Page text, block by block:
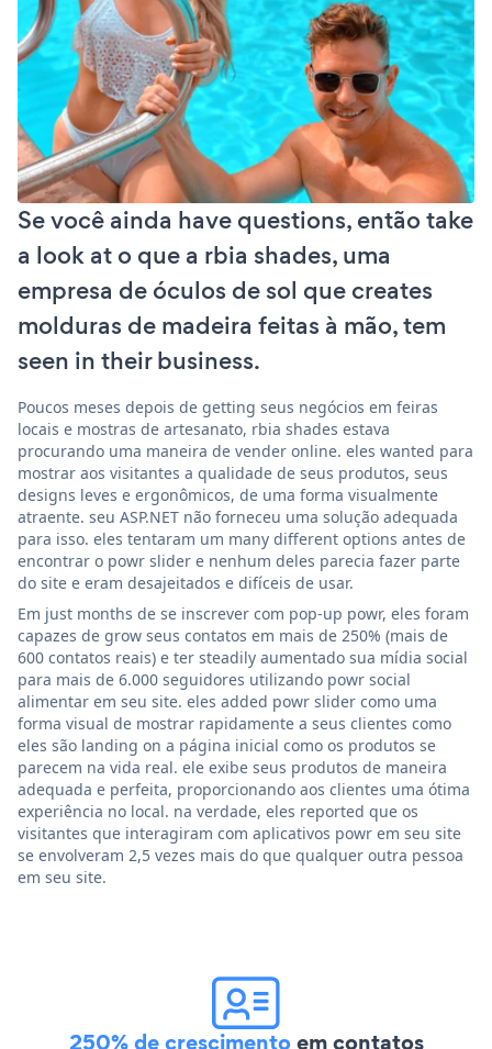
Se você ainda have questions, então take
a look at o que a rbia shades, uma
empresa de óculos de sol que creates
molduras de madeira feitas à mão, tem
seen in their business.
Poucos meses depois de getting seus negócios em feiras
locais e mostras de artesanato, rbia shades estava
procurando uma maneira de vender online. eles wanted para
mostrar aos visitantes a qualidade de seus produtos, seus
designs leves e ergonômicos, de uma forma visualmente
atraente. seu ASP.NET não forneceu uma solução adequada
para isso. eles tentaram um many different options antes de
encontrar o powr slider e nenhum deles parecia fazer parte
do site e eram desajeitados e difíceis de usar.
Em just months de se inscrever com pop-up powr, eles foram
capazes de grow seus contatos em mais de 250% (mais de
600 contatos reais) e ter steadily aumentado sua mídia social
para mais de 6.000 seguidores utilizando powr social
alimentar em seu site. eles added powr slider como uma
forma visual de mostrar rapidamente a seus clientes como
eles são landing on a página inicial como os produtos se
parecem na vida real. ele exibe seus produtos de maneira
adequada e perfeita, proporcionando aos clientes uma ótima
experiência no local. na verdade, eles reported que os
visitantes que interagiram com aplicativos powr em seu site
se envolveram 2,5 vezes mais do que qualquer outra pessoa
em seu site.
250% de crescimentoem contatos